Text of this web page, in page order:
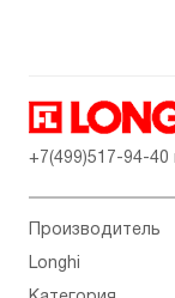
+7(499)517-94-40
Производитель
Longhi